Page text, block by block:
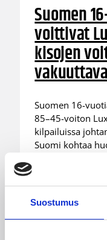
Suostumus
Suomen
voittivat
kisojen
Suomen 16-
85–45-voiton
kilpailuissa
Suomi kohtaa